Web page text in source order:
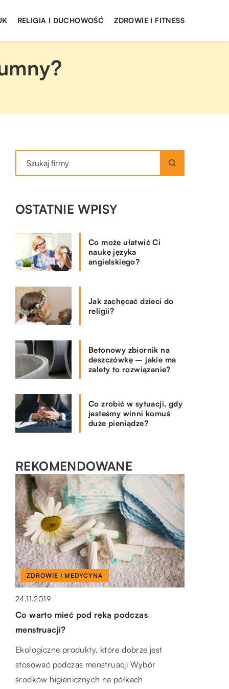
RELIGIA I DUCHOWOŚĆ ZDROWIE I FITNESS
OSTATNIE WPISY
Co może ułatwić Ci
naukę języka
angielskiego?
Jak zachęcać dzieci do
religii?
Betonowy zbiornik na
deszczówkę – jakie ma
zalety to rozwiązanie?
Co zrobić w sytuacji, gdy
jesteśmy winni komuś
duże pieniądze?
REKOMENDOWANE
ZDROWIE I MEDYCYNA
09.04.2021
Jakie korzyści dla zdrowia przynosi wizyta
u fizjoterapeuty?
Problemy z narządami ruchu dotyczą osób w
różnym wieku. Mogą być konsekwencją
przebytych urazów, trybu życia czy też
ZDROWIE I MEDYCYNA
24.11.2019
Co warto mieć pod ręką podczas
menstruacji?
Ekologiczne produkty, które dobrze jest
stosować podczas menstruacji Wybór
środków higienicznych na półkach